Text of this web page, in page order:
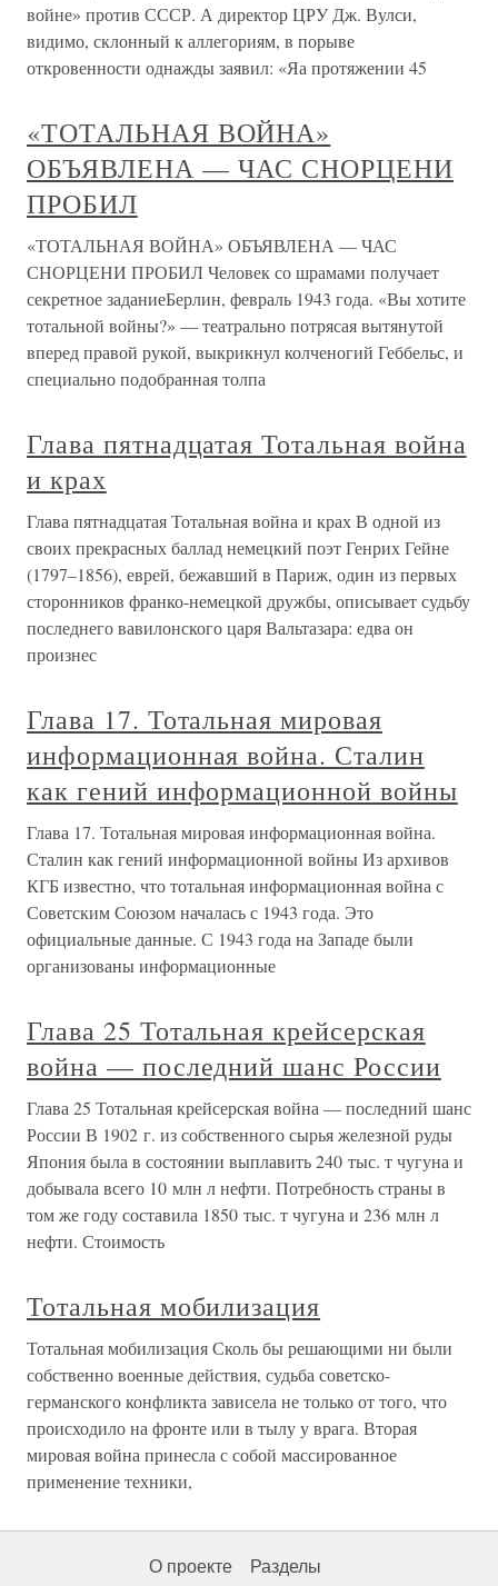
войне» против СССР. А директор ЦРУ Дж. Вулси,
видимо, склонный к аллегориям, в порыве
откровенности однажды заявил: «Яа протяжении 45
«ТОТАЛЬНАЯ ВОЙНА»
ОБЪЯВЛЕНА — ЧАС СНОРЦЕНИ
ПРОБИЛ
«ТОТАЛЬНАЯ ВОЙНА» ОБЪЯВЛЕНА — ЧАС
СНОРЦЕНИ ПРОБИЛ Человек со шрамами получает
секретное заданиеБерлин, февраль 1943 года. «Вы хотите
тотальной войны?» — театрально потрясая вытянутой
вперед правой рукой, выкрикнул колченогий Геббельс, и
специально подобранная толпа
Глава пятнадцатая Тотальная война
и крах
Глава пятнадцатая Тотальная война и крах В одной из
своих прекрасных баллад немецкий поэт Генрих Гейне
(1797–1856), еврей, бежавший в Париж, один из первых
сторонников франко-немецкой дружбы, описывает судьбу
последнего вавилонского царя Вальтазара: едва он
произнес
Глава 17. Тотальная мировая
информационная война. Сталин
как гений информационной войны
Глава 17. Тотальная мировая информационная война.
Сталин как гений информационной войны Из архивов
КГБ известно, что тотальная информационная война с
Советским Союзом началась с 1943 года. Это
официальные данные. С 1943 года на Западе были
организованы информационные
Глава 25 Тотальная крейсерская
война — последний шанс России
Глава 25 Тотальная крейсерская война — последний шанс
России В 1902 г. из собственного сырья железной руды
Япония была в состоянии выплавить 240 тыс. т чугуна и
добывала всего 10 млн л нефти. Потребность страны в
том же году составила 1850 тыс. т чугуна и 236 млн л
нефти. Стоимость
Тотальная мобилизация
Тотальная мобилизация Сколь бы решающими ни были
собственно военные действия, судьба советско-
германского конфликта зависела не только от того, что
происходило на фронте или в тылу у врага. Вторая
мировая война принесла с собой массированное
применение техники,
О проекте Разделы